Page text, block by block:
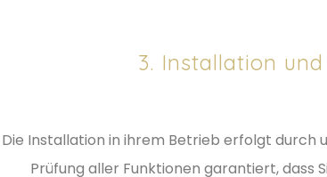
3. Installation und
Die Installation in ihrem Betrieb erfolgt durch
Prüfung aller Funktionen garantiert, dass